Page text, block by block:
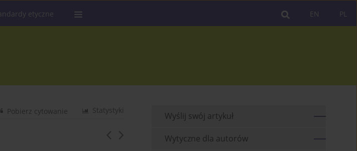
PL
EN
etyczne
Statystyki
Pobierz cytowanie Wyślij swój artykuł
Wytyczne dla autorów